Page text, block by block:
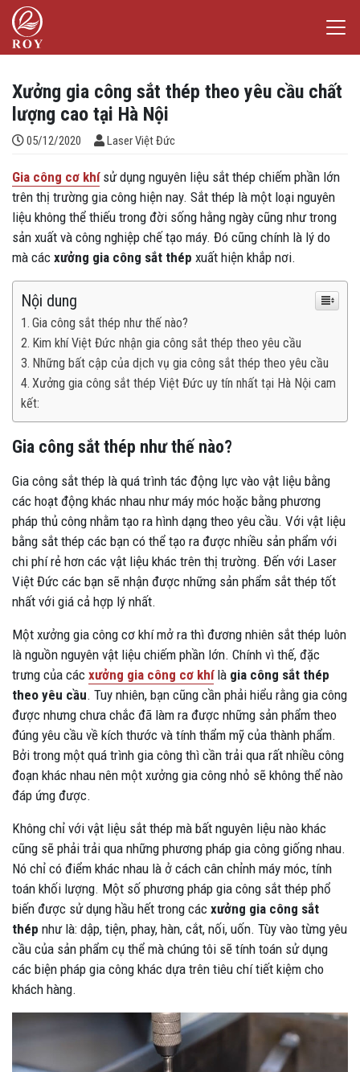
Chuyển đến nội dung
Laser Việt Đức
Xưởng gia công sắt thép theo yêu cầu chất
lượng cao tại Hà Nội
05/12/2020 Đăng bởi
Laser Việt Đức
Gia công cơ khísử dụng nguyên liệu sắt thép chiếm phần lớn
trên thị trường gia công hiện nay. Sắt thép là một loại nguyên
liệu không thể thiếu trong đời sống hằng ngày cũng như trong
sản xuất và công nghiệp chế tạo máy. Đó cũng chính là lý do
mà các xưởng gia công sắt thép xuất hiện khắp nơi.
Nội dung
Gia công sắt thép như thế nào?
Kim khí Việt Đức nhận gia công sắt thép theo yêu cầu
Những bất cập của dịch vụ gia công sắt thép theo yêu cầu
Xưởng gia công sắt thép Việt Đức uy tín nhất tại Hà Nội cam
kết:
Gia công sắt thép như thế nào?
Gia công sắt thép là quá trình tác động lực vào vật liệu bằng
các hoạt động khác nhau như máy móc hoặc bằng phương
pháp thủ công nhằm tạo ra hình dạng theo yêu cầu. Với vật liệu
bằng sắt thép các bạn có thể tạo ra được nhiều sản phẩm với
chi phí rẻ hơn các vật liệu khác trên thị trường. Đến với Laser
Việt Đức các bạn sẽ nhận được những sản phẩm sắt thép tốt
nhất với giá cả hợp lý nhất.
Một xưởng gia công cơ khí mở ra thì đương nhiên sắt thép luôn
là nguồn nguyên vật liệu chiếm phần lớn. Chính vì thế, đặc
trưng của các xưởng gia công cơ khílà gia công sắt thép
theo yêu cầu. Tuy nhiên, bạn cũng cần phải hiểu rằng gia công
được nhưng chưa chắc đã làm ra được những sản phẩm theo
đúng yêu cầu về kích thước và tính thẩm mỹ của thành phẩm.
Bởi trong một quá trình gia công thì cần trải qua rất nhiều công
đoạn khác nhau nên một xưởng gia công nhỏ sẽ không thể nào
đáp ứng được.
Không chỉ với vật liệu sắt thép mà bất nguyên liệu nào khác
cũng sẽ phải trải qua những phương pháp gia công giống nhau.
Nó chỉ có điểm khác nhau là ở cách cân chỉnh máy móc, tính
toán khối lượng. Một số phương pháp gia công sắt thép phổ
biến được sử dụng hầu hết trong các xưởng gia công sắt
thép như là: dập, tiện, phay, hàn, cắt, nối, uốn. Tùy vào từng yêu
cầu của sản phẩm cụ thể mà chúng tôi sẽ tính toán sử dụng
các biện pháp gia công khác dựa trên tiêu chí tiết kiệm cho
khách hàng.